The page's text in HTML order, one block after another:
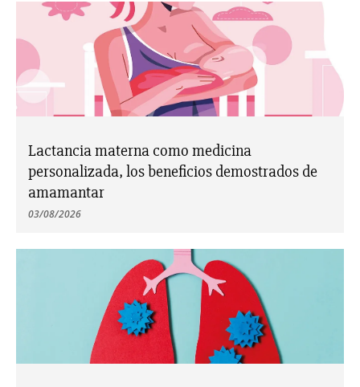
Lactancia materna como medicina
personalizada, los beneficios demostrados de
amamantar
03/08/2026